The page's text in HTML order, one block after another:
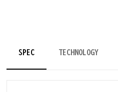
SPEC TECHNOLOGY